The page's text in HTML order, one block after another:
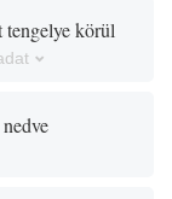
tengelye körül